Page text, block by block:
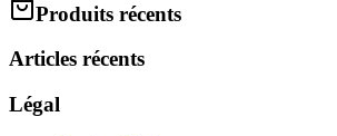
Produits récents
Articles récents
Légal